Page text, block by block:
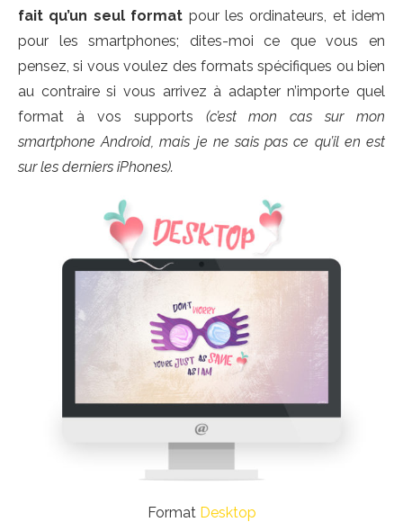
fait qu’un seul format pour les ordinateurs, et idem
pour les smartphones; dites-moi ce que vous en
pensez, si vous voulez des formats spécifiques ou bien
au contraire si vous arrivez à adapter n’importe quel
format à vos supports (c’est mon cas sur mon
smartphone Android, mais je ne sais pas ce qu’il en est
sur les derniers iPhones).
Format Desktop